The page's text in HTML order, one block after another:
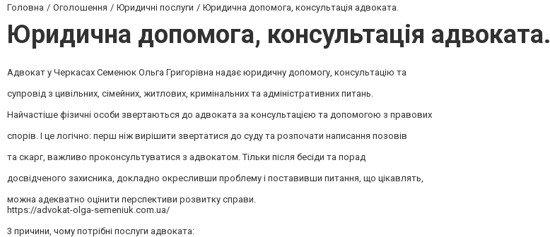
Головна Оголошення Юридичні послуги Юридична допомога, консультація адвоката.
Юридична допомога, консультація адвоката.
Адвокат у Черкасах Семенюк Ольга Григорівна надає юридичну допомогу, консультацію та
супровід з цивільних, сімейних, житлових, кримінальних та адміністративних питань.
Найчастіше фізичні особи звертаються до адвоката за консультацією та допомогою з правових
спорів. І це логічно: перш ніж вирішити звертатися до суду та розпочати написання позовів
та скарг, важливо проконсультуватися з адвокатом. Тільки після бесіди та порад
досвідченого захисника, докладно окресливши проблему і поставивши питання, що цікавлять,
можна адекватно оцінити перспективи розвитку справи.
https://advokat-olga-semeniuk.com.ua/
3 причини, чому потрібні послуги адвоката: